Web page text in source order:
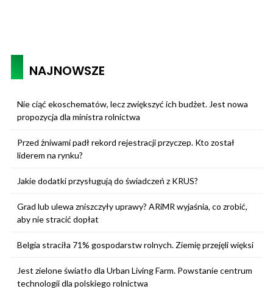
NAJNOWSZE
Nie ciąć ekoschematów, lecz zwiększyć ich budżet. Jest nowa
propozycja dla ministra rolnictwa
Przed żniwami padł rekord rejestracji przyczep. Kto został
liderem na rynku?
Jakie dodatki przysługują do świadczeń z KRUS?
Grad lub ulewa zniszczyły uprawy? ARiMR wyjaśnia, co zrobić,
aby nie stracić dopłat
Belgia straciła 71% gospodarstw rolnych. Ziemię przejęli więksi
Jest zielone światło dla Urban Living Farm. Powstanie centrum
technologii dla polskiego rolnictwa